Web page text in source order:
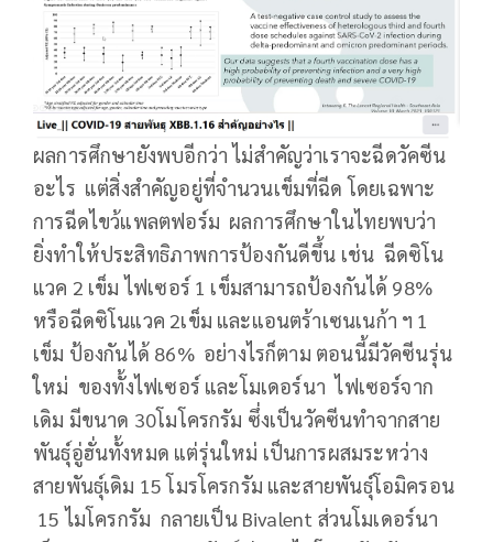
ผลการศึกษายังพบอีกว่า ไม่สำคัญว่าเราจะฉีดวัคซีน
อะไร แต่สิ่งสำคัญอยู่ที่จำนวนเข็มที่ฉีด โดยเฉพาะ
การฉีดไขว้แพลตฟอร์ม ผลการศึกษาในไทยพบว่า
ยิ่งทำให้ประสิทธิภาพการป้องกันดีขึ้น เช่น ฉีดซิโน
แวค 2 เข็ม ไฟเซอร์ 1 เข็มสามารถป้องกันได้ 98%
หรือฉีดซิโนแวค 2เข็ม และแอนตร้าเซนเนก้า ฯ 1
เข็ม ป้องกันได้ 86% อย่างไรก็ตาม ตอนนี้มีวัคซีนรุ่น
ใหม่ ของทั้งไฟเซอร์ และโมเดอร์นา ไฟเซอร์จาก
เดิม มีขนาด 30โมโครกรัม ซึ่งเป็นวัคซีนทำจากสาย
พันธุ์อู่ฮั่นทั้งหมด แต่รุ่นใหม่ เป็นการผสมระหว่าง
สายพันธุ์เดิม 15 โมรโครกรัม และสายพันธุ์โอมิครอน
15 ไมโครกรัม กลายเป็น Bivalent ส่วนโมเดอร์นา